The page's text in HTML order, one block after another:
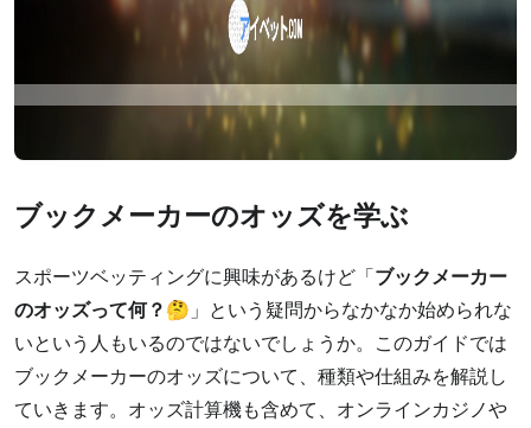
ブックメーカーのオッズを学ぶ
スポーツベッティングに興味があるけど「ブックメーカー
のオッズって何？🤔 」という疑問からなかなか始められな
いという人もいるのではないでしょうか。このガイドでは
ブックメーカーのオッズについて、種類や仕組みを解説し
ていきます。オッズ計算機も含めて、オンラインカジノや